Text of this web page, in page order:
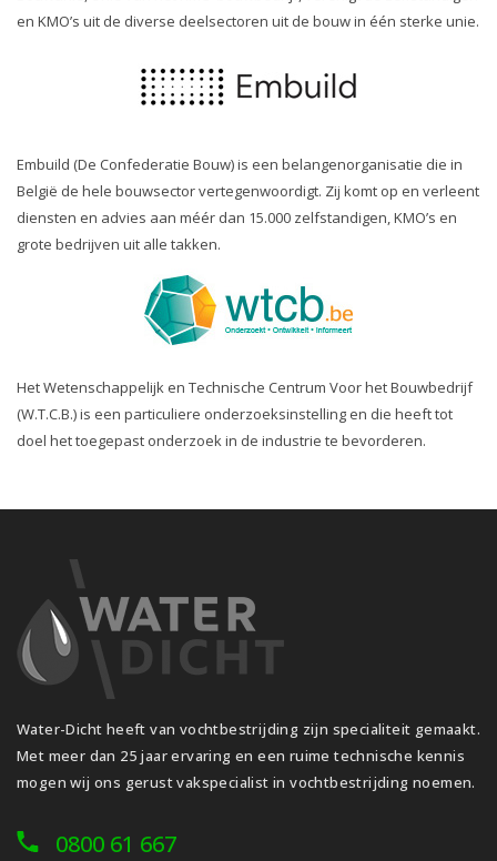
en KMO’s uit de diverse deelsectoren uit de bouw in één sterke unie.
Embuild (De Confederatie Bouw) is een belangenorganisatie die in
België de hele bouwsector vertegenwoordigt. Zij komt op en verleent
diensten en advies aan méér dan 15.000 zelfstandigen, KMO’s en
grote bedrijven uit alle takken.
Het Wetenschappelijk en Technische Centrum Voor het Bouwbedrijf
(W.T.C.B.) is een particuliere onderzoeksinstelling en die heeft tot
doel het toegepast onderzoek in de industrie te bevorderen.
Water-Dicht heeft van vochtbestrijding zijn specialiteit gemaakt.
Met meer dan 25 jaar ervaring en een ruime technische kennis
mogen wij ons gerust vakspecialist in vochtbestrijding noemen.
0800 61 667